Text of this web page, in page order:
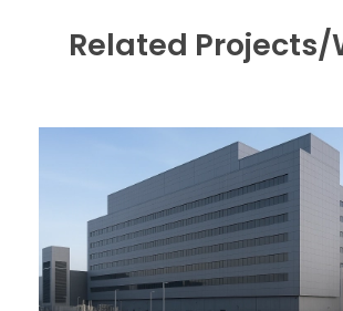
Related Projects/